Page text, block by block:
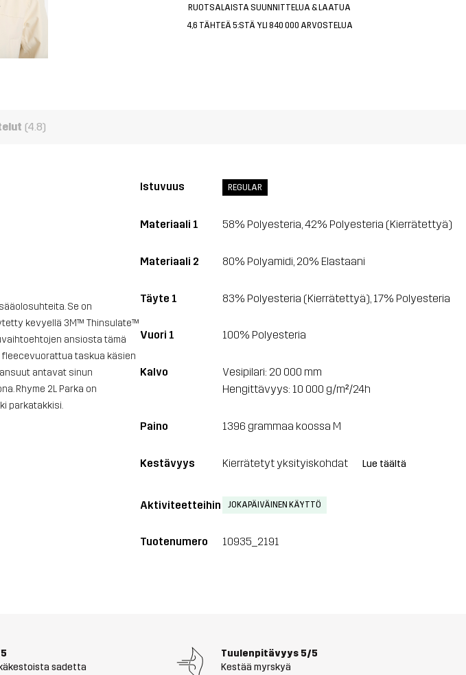
RUOTSALAISTA SUUNNITTELUA & LAATUA
4,6 TÄHTEÄ 5:STÄ YLI 840 000 ARVOSTELUA
(4.8)
Se on
kevyellä 3M™ Thinsulate™
ansiosta tämä
fleecevuorattua taskua käsien
antavat sinun
Rhyme 2L Parka on
parkatakkisi.
Istuvuus REGULAR
Materiaali 1 58% Polyesteria, 42% Polyesteria (Kierrätettyä)
Materiaali 2 80% Polyamidi, 20% Elastaani
Täyte 1 83% Polyesteria (Kierrätettyä), 17% Polyesteria
Vuori 1 100% Polyesteria
Kalvo
Vesipilari: 20 000 mm
Hengittävyys: 10 000 g/m²/24h
Paino 1396 grammaa koossa M
Kestävyys Kierrätetyt yksityiskohdat Lue täältä
Aktiviteetteihin JOKAPÄIVÄINEN KÄYTTÖ
Tuotenumero 10935_2191
sadetta
Tuulenpitävyys 5/5
Kestää myrskyä